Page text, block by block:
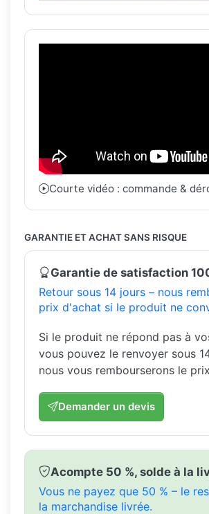
Courte vidéo : commande &
GARANTIE ET ACHAT SANS RISQUE
Garantie de satisfaction
Retour sous 14 jours – nous
prix d'achat si le produit ne
Si le produit ne répond pas à
vous pouvez le renvoyer sous
nous vous rembourserons le
Demander un devis
Acompte 50 %, solde à la
Vous ne payez que 50 % – le
la marchandise livrée.